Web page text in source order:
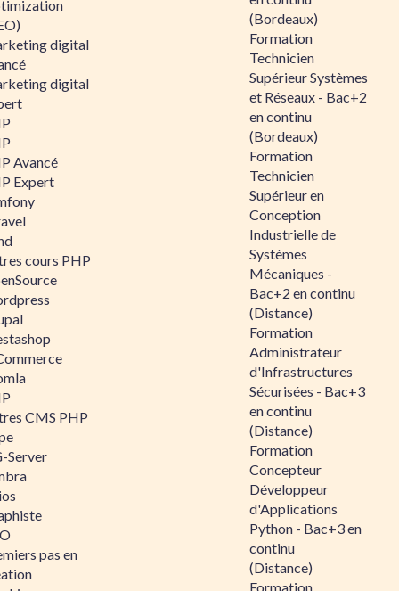
digital
digital
Avancé
Expert
cours PHP
CMS PHP
Server
pas en
(Bordeaux)
Formation
Technicien
Supérieur Systèmes
et Réseaux - Bac+2
en continu
(Bordeaux)
Formation
Technicien
Supérieur en
Conception
Industrielle de
Systèmes
Mécaniques -
Bac+2 en continu
(Distance)
Formation
Administrateur
d'Infrastructures
Sécurisées - Bac+3
en continu
(Distance)
Formation
Concepteur
Développeur
d'Applications
Python - Bac+3 en
continu
(Distance)
Formation